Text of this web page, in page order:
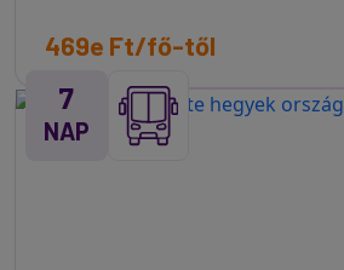
469e Ft/fő-től
7
NAP